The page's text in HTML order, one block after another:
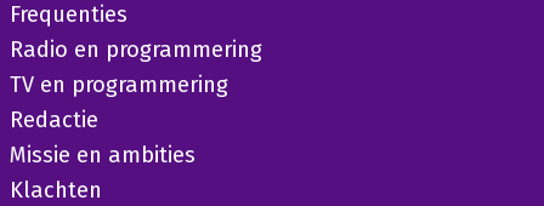
Frequenties
Radio en programmering
TV en programmering
Redactie
Missie en ambities
Klachten